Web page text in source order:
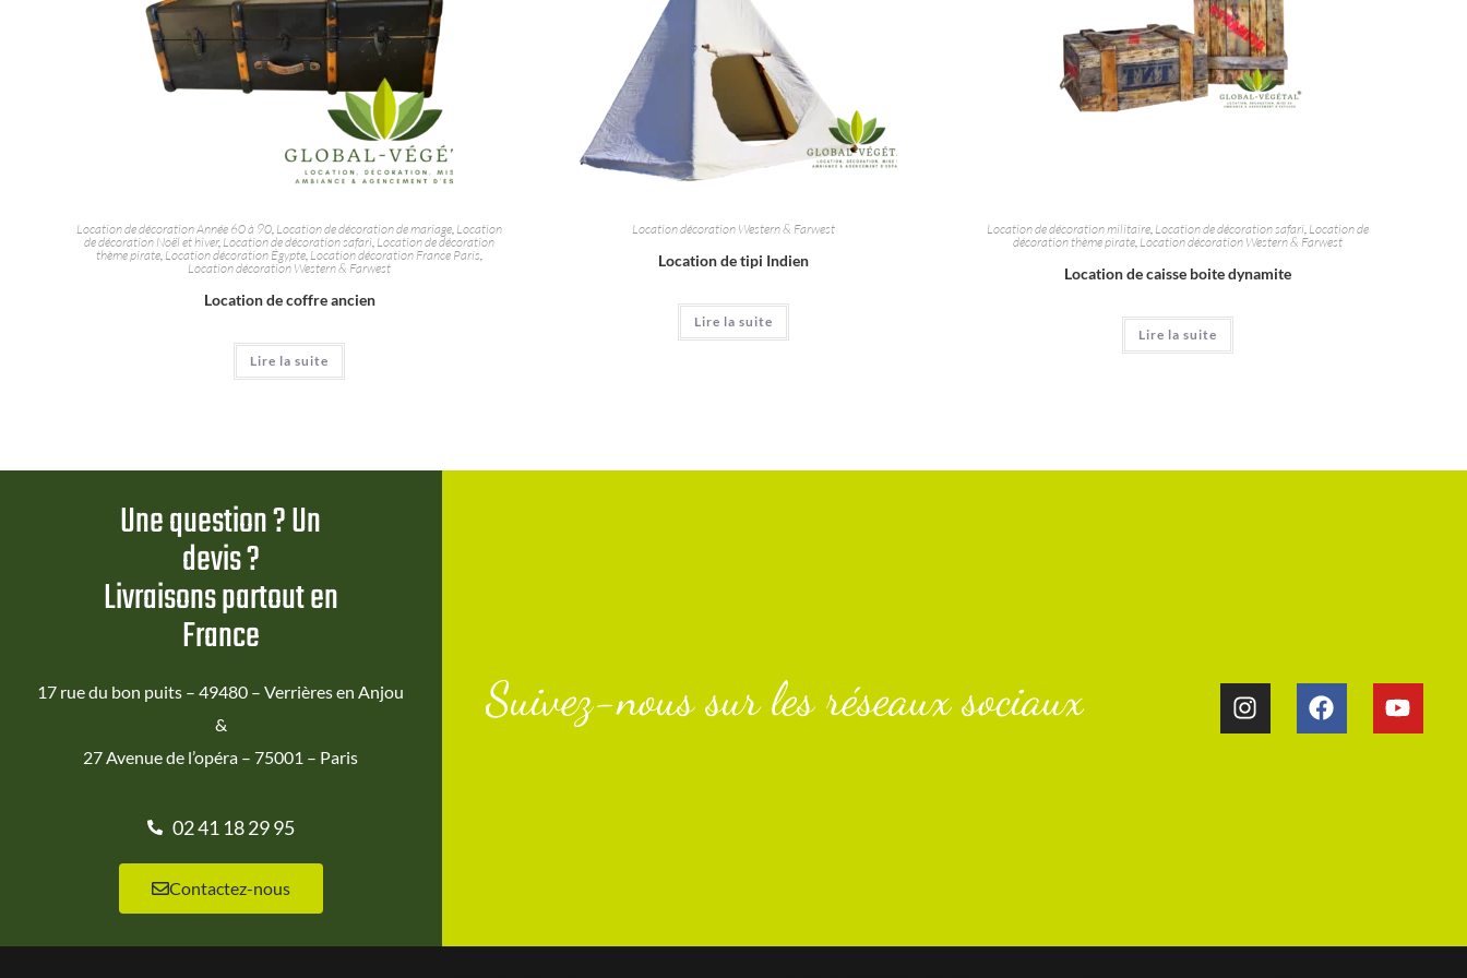
Location de décoration Année 60 à 90, Location de décoration de mariage, Location
de décoration Noël et hiver, Location de décoration safari, Location de décoration
thème pirate, Location décoration Égypte, Location décoration France Paris,
Location décoration Western & Farwest
Location de coffre ancien
Lire la suite
Location décoration Western & Farwest
Location de tipi Indien
Lire la suite
Location de décoration militaire, Location de décoration safari, Location de
décoration thème pirate, Location décoration Western & Farwest
Location de caisse boite dynamite
Lire la suite
Une question ? Un
devis ?
Livraisons partout en
France
17 rue du bon puits – 49480 – Verrières en Anjou
&
27 Avenue de l’opéra – 75001 – Paris
02 41 18 29 95
Contactez-nous
Suivez-nous sur les réseaux sociaux​